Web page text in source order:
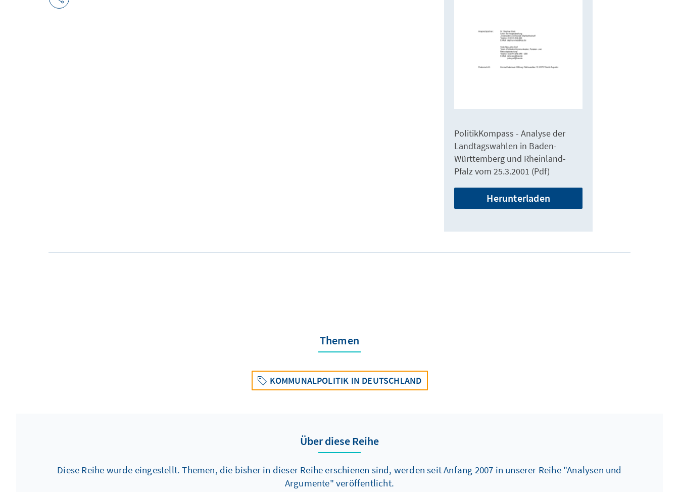
PolitikKompass - Analyse der
Landtagswahlen in Baden-
Württemberg und Rheinland-
Pfalz vom 25.3.2001 (Pdf)
Herunterladen
Themen
KOMMUNALPOLITIK IN DEUTSCHLAND
Über diese Reihe
Diese Reihe wurde eingestellt. Themen, die bisher in dieser Reihe erschienen sind, werden seit Anfang 2007 in unserer Reihe "Analysen und
Argumente" veröffentlicht.